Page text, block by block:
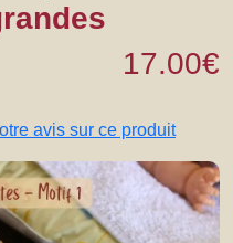
17.00€
avis sur ce produit